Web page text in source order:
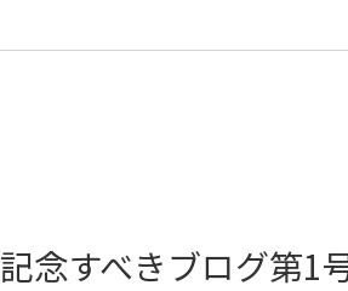
念すべきブログ第1